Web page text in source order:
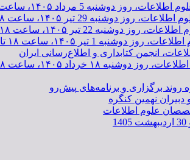
۱۸ تا ۲۰ به‌صورت مجازی برگزار می‌شود.
تا ۲۰ به‌صورت مجازی برگزار می‌شود.
تا ۲۰ به‌صورت مجازی برگزار می‌شود.
۲۰ به‌صورت مجازی برگزار می‌شود.
انجمن کتابداری و اطلاع‌رسانی ایران
۲۰ به‌صورت مجازی برگزار می‌شود.
روند برگزاری و برنامه‌های پیش‌رو
نهمین کنگره
علوم اطلاعات